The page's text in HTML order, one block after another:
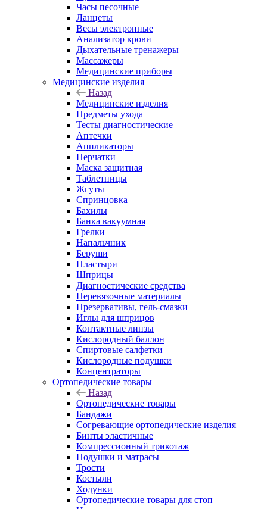
Часы песочные
Ланцеты
Весы электронные
Анализатор крови
Дыхательные тренажеры
Массажеры
Медицинские приборы
Медицинские изделия
Назад
Медицинские изделия
Предметы ухода
Тесты диагностические
Аптечки
Аппликаторы
Перчатки
Маска защитная
Таблетницы
Жгуты
Спринцовка
Бахилы
Банка вакуумная
Грелки
Напальчник
Беруши
Пластыри
Шприцы
Диагностические средства
Перевязочные материалы
Презервативы, гель-смазки
Иглы для шприцов
Контактные линзы
Кислородный баллон
Спиртовые салфетки
Кислородные подушки
Концентраторы
Ортопедические товары
Назад
Ортопедические товары
Бандажи
Согревающие ортопедические изделия
Бинты эластичные
Компрессионный трикотаж
Подушки и матрасы
Трости
Костыли
Ходунки
Ортопедические товары для стоп